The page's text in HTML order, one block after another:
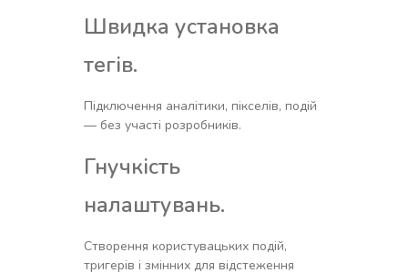
Швидка установка
тегів.
Підключення аналітики, пікселів, подій
— без участі розробників.
Гнучкість
налаштувань.
Створення користувацьких подій,
тригерів і змінних для відстеження